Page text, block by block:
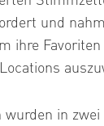
und
ihre
wurden in